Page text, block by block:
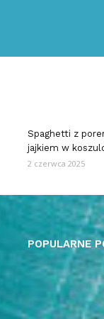
Spaghetti z
jajkiem w
2 czerwca 2025
POPULARNE